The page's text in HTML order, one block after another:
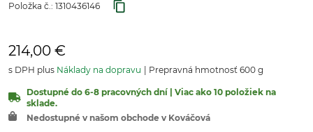
Položka č.: 1310436146
214,00 €
s DPH plus Náklady na dopravu Prepravná hmotnosť 600 g
Dostupné do 6-8 pracovných dní | Viac ako 10 položiek na
sklade.
Nedostupné v našom obchode v Kováčová